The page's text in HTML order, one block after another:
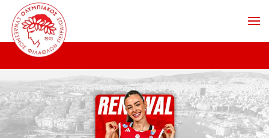
Skip to main content